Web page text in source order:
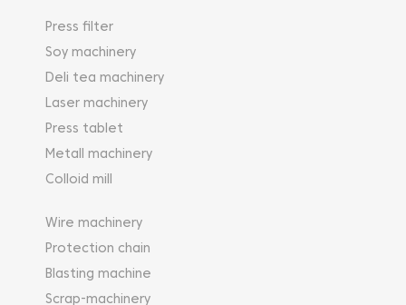
Press filter
Soy machinery
Deli tea machinery
Laser machinery
Press tablet
Metall machinery
Colloid mill
Wire machinery
Protection chain
Blasting machine
Scrap-machinery